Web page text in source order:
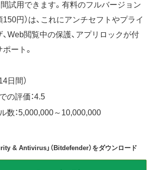
試用できます。有料のフルバージョン
150円）は、これにアンチセフトやプライ
Web閲覧中の保護、アプリロックが付
ート。
日間）
の評価：4.5
数：5,000,000～10,000,000
& Antivirus」（Bitdefender）をダウンロード